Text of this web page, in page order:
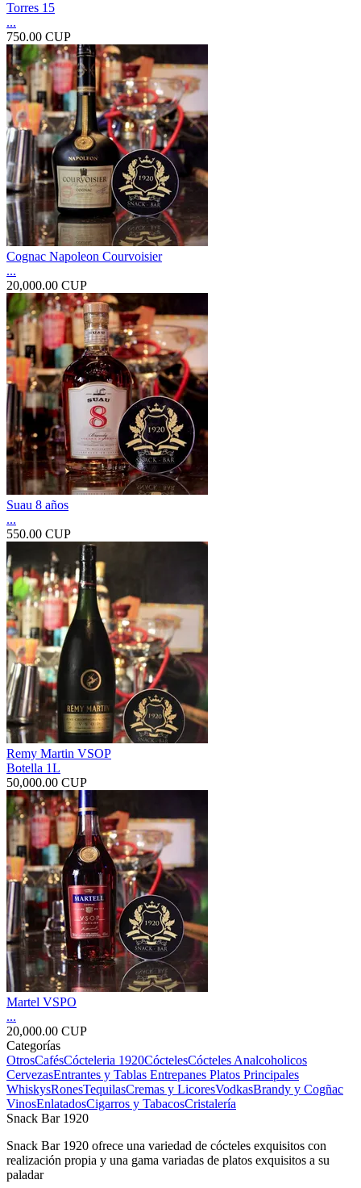
Torres 15
...
750.00 CUP
Cognac Napoleon Courvoisier
...
20,000.00 CUP
Suau 8 años
...
550.00 CUP
Remy Martin VSOP
Botella 1L
50,000.00 CUP
Martel VSPO
...
20,000.00 CUP
Categorías
OtrosCafésCócteleria 1920CóctelesCócteles Analcoholicos
CervezasEntrantes y Tablas Entrepanes Platos Principales
WhiskysRonesTequilasCremas y LicoresVodkasBrandy y Cogñac
VinosEnlatadosCigarros y TabacosCristalería
Snack Bar 1920
Snack Bar 1920 ofrece una variedad de cócteles exquisitos con
realización propia y una gama variadas de platos exquisitos a su
paladar